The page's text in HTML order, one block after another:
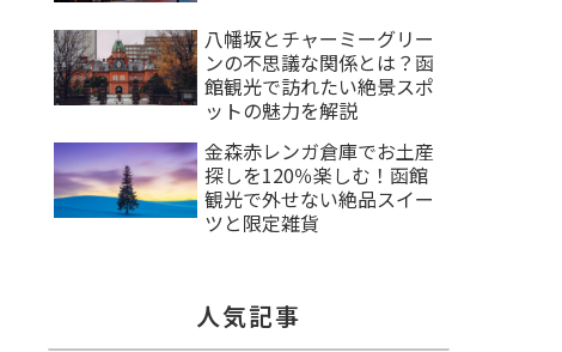
八幡坂とチャーミーグリー
ンの不思議な関係とは？函
館観光で訪れたい絶景スポ
ットの魅力を解説
金森赤レンガ倉庫でお土産
探しを120％楽しむ！函館
観光で外せない絶品スイー
ツと限定雑貨
人気記事